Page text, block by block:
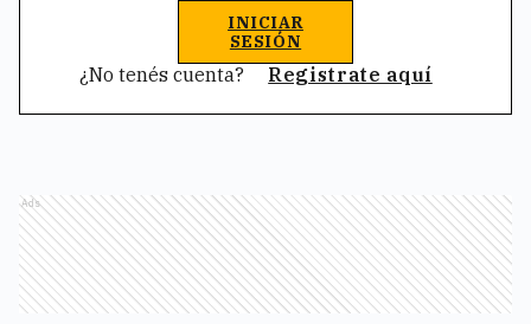
INICIAR
SESIÓN
¿No tenés cuenta? Registrate aquí
Ads